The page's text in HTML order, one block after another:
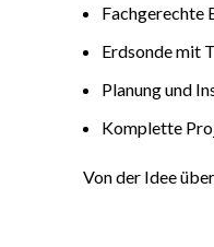
Fachgerechte
Erdsonde mit
Planung und
Komplette
Von der Idee